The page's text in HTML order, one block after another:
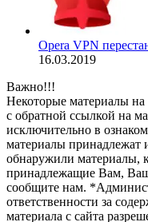
Opera VPN
16.03.2019
Важно!!!
Некоторые материалы на
с обратной ссылкой на
исключительно в
материалы принадлежат
обнаружили материалы,
принадлежащие Вам,
сообщите нам.
ответственности за
материала с сайта